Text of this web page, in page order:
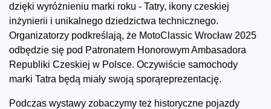
dzięki wyróżnieniu marki roku - Tatry, ikony czeskiej
inżynierii i unikalnego dziedzictwa technicznego.
Organizatorzy podkreślają, że MotoClassic Wrocław 2025
odbędzie się pod Patronatem Honorowym Ambasadora
Republiki Czeskiej w Polsce. Oczywiście samochody
marki Tatra będą miały swoją sporąreprezentację.
Podczas wystawy zobaczymy też historyczne pojazdy